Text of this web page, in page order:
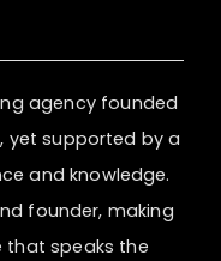
agency founded
yet supported by a
and knowledge.
founder, making
that speaks the